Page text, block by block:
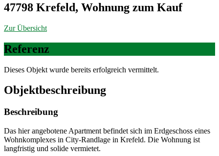
47798 Krefeld, Wohnung zum Kauf
Zur Übersicht
Referenz
Dieses Objekt wurde bereits erfolgreich vermittelt.
Objekt­beschreibung
Beschreibung
Das hier angebotene Apartment befindet sich im Erdgeschoss eines
Wohnkomplexes in City-Randlage in Krefeld. Die Wohnung ist
langfristig und solide vermietet.